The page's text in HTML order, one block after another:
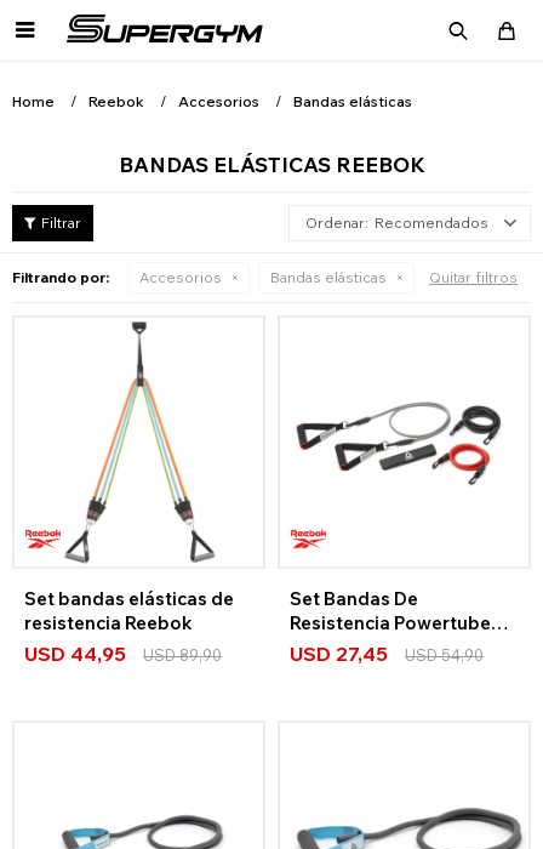

Home Reebok Accesorios Bandas elásticas
BANDAS ELÁSTICAS REEBOK
Recomendados
Filtrando por: Accesorios Bandas elásticas Quitar filtros
Set bandas elásticas de
resistencia Reebok
USD 44,95 USD89,90
Set Bandas De
Resistencia Powertube
Reebok 3 Niveles
USD 27,45 USD54,90